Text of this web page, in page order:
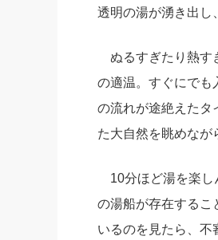
透明の湯が湧き出し
ぬるすぎたり熱す
の適温。すぐにでも
の流れが途絶えたタ
た大自然を眺めなが
10分ほど湯を楽し
の湯船が存在するこ
いるのを見たら、不